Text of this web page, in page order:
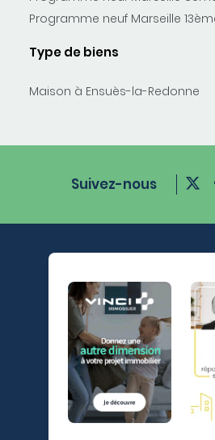
Programme neuf Marseille
Type de biens
Maison à Ensuès-la-Redonne
Suivez-nous